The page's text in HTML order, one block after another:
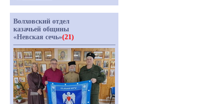
Волховский отдел
казачьей общины
«Невская сечь»(21)